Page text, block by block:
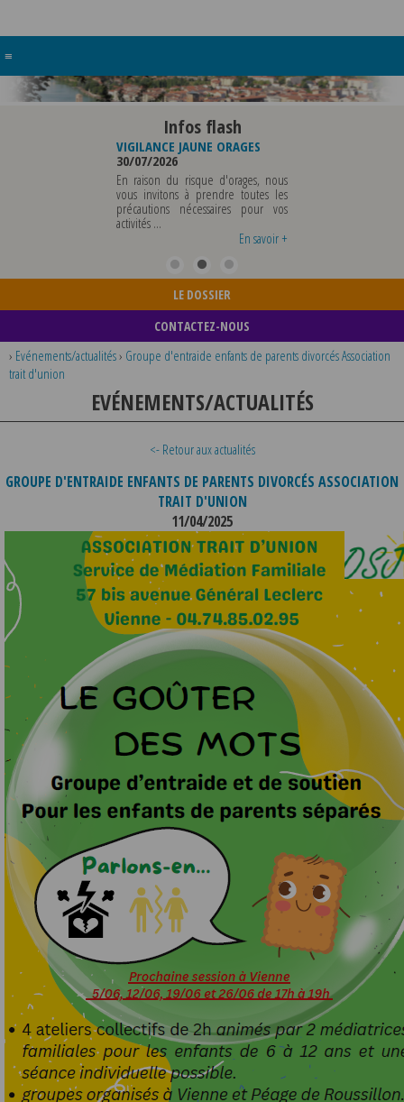
≡
Infos flash
VIGILANCE JAUNE ORAGES
30/07/2026
En raison du risque d'orages, nous
vous invitons à prendre toutes les
précautions nécessaires pour vos
activités ...
En savoir +
29/07/2026
Météo-France a
département du
vigilance jaune ...
LE DOSSIER
CONTACTEZ-NOUS
› Evénements/actualités› Groupe d'entraide enfants de parents divorcés Association
trait d'union
EVÉNEMENTS/ACTUALITÉS
<- Retour aux actualités
GROUPE D'ENTRAIDE ENFANTS DE PARENTS DIVORCÉS ASSOCIATION
TRAIT D'UNION
11/04/2025